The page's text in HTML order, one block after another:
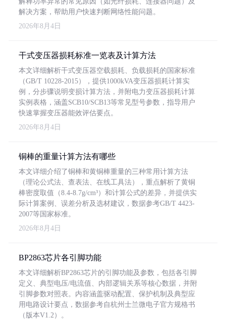
解决方案，帮助用户快速判断网络性能问题。
2026年8月4日
干式变压器损耗标准一览表及计算方法
本文详细解析干式变压器空载损耗、负载损耗的国家标准
（GB/T 10228-2015），提供1000kVA变压器损耗计算实
例，分步骤说明变损计算方法，并附电力变压器损耗计算
实例表格，涵盖SCB10/SCB13等常见型号参数，指导用户
快速掌握变压器能效评估要点。
2026年8月4日
铜棒的重量计算方法有哪些
本文详细介绍了铜棒和黄铜棒重量的三种常用计算方法
（理论公式法、查表法、在线工具法），重点解析了黄铜
棒密度取值（8.4-8.7g/cm³）和计算公式的差异，并提供实
际计算案例、误差分析及选材建议，数据参考GB/T 4423-
2007等国家标准。
2026年8月4日
BP2863芯片各引脚功能
本文详细解析BP2863芯片的引脚功能及参数，包括各引脚
定义、典型电压/电流值、内部逻辑关系等核心数据，并附
引脚参数对照表。内容涵盖驱动配置、保护机制及典型应
用电路设计要点，数据参考自杭州士兰微电子官方规格书
（版本V1.2）。